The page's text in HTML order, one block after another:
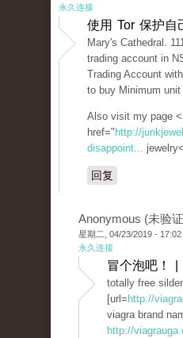
永久连接
使用 Tor 保护自
Mary's Cathedral.
trading account in
Trading Account
to buy Minimum
Also visit my page
href=" http://
disappoint...
回复
Anonymous (未验
星期二, 04/23/2019 - 17:02
永久连接
冒个泡吧！ |
totally free
[url= http://
viagra brand
http://